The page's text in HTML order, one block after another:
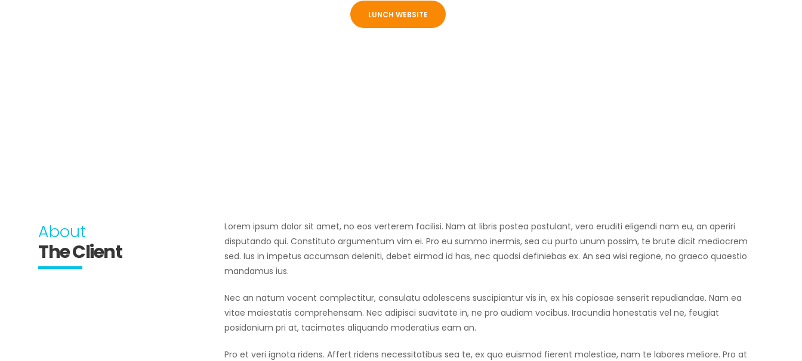
LUNCH WEBSITE
About
The Client
Lorem ipsum dolor sit amet, no eos verterem facilisi. Nam at libris postea postulant, vero eruditi eligendi nam eu, an aperiri
disputando qui. Constituto argumentum vim ei. Pro eu summo inermis, sea cu purto unum possim, te brute dicit mediocrem
sed. Ius in impetus accumsan deleniti, debet eirmod id has, nec quodsi definiebas ex. An sea wisi regione, no graeco quaestio
mandamus ius.
Nec an natum vocent complectitur, consulatu adolescens suscipiantur vis in, ex his copiosae senserit repudiandae. Nam ea
vitae maiestatis comprehensam. Nec adipisci suavitate in, ne pro audiam vocibus. Iracundia honestatis vel ne, feugiat
posidonium pri at, tacimates aliquando moderatius eam an.
Pro et veri ignota ridens. Affert ridens necessitatibus sea te, ex quo euismod fierent molestiae, nam te labores meliore. Pro at